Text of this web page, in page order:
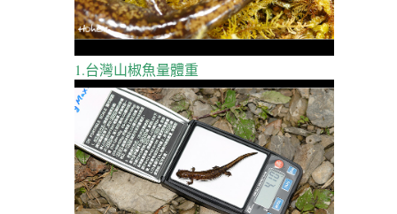
1.台灣山椒魚量體重